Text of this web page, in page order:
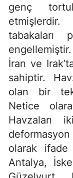
genç
tabakaları
İran ve
sahiptir.
olan bir
Netice
Havzaları
olarak ifade
Antalya,